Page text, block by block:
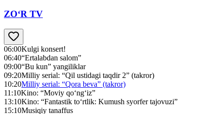
ZO‘R TV
06:00Kulgi konsert!
06:40“Ertalabdan salom”
09:00“Bu kun” yangiliklar
09:20Milliy serial: “Qil ustidagi taqdir 2” (takror)
10:20Milliy serial: “Qora beva” (takror)
11:10Kino: “Moviy qo‘ng‘iz”
13:10Kino: “Fantastik to‘rtlik: Kumush syorfer tajovuzi”
15:10Musiqiy tanaffus